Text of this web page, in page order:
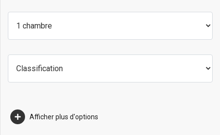
Afficher plus d'options